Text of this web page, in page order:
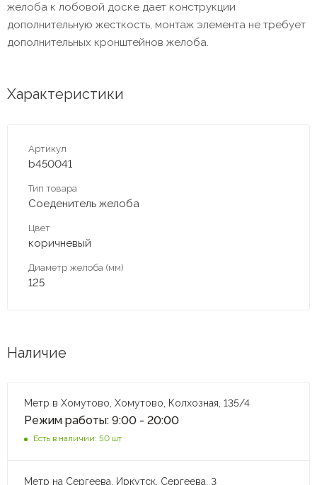
желоба к лобовой доске дает конструкции
дополнительную жесткость, монтаж элемента не требует
дополнительных кронштейнов желоба.
Характеристики
Артикул
b450041
Тип товара
Соеденитель желоба
Цвет
коричневый
Диаметр желоба (мм)
125
Наличие
Метр в Хомутово, Хомутово, Колхозная, 135/4
Режим работы: 9:00 - 20:00
Есть в наличии: 50 шт
Метр на Сергеева, Иркутск, Сергеева, 3